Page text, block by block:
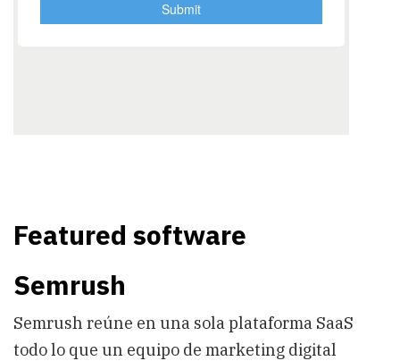
Featured software
Semrush
Semrush reúne en una sola plataforma SaaS
todo lo que un equipo de marketing digital